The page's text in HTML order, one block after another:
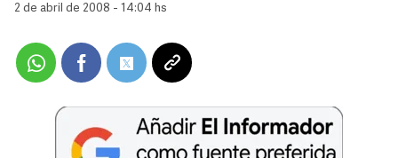
2 de abril de 2008 - 14:04 hs